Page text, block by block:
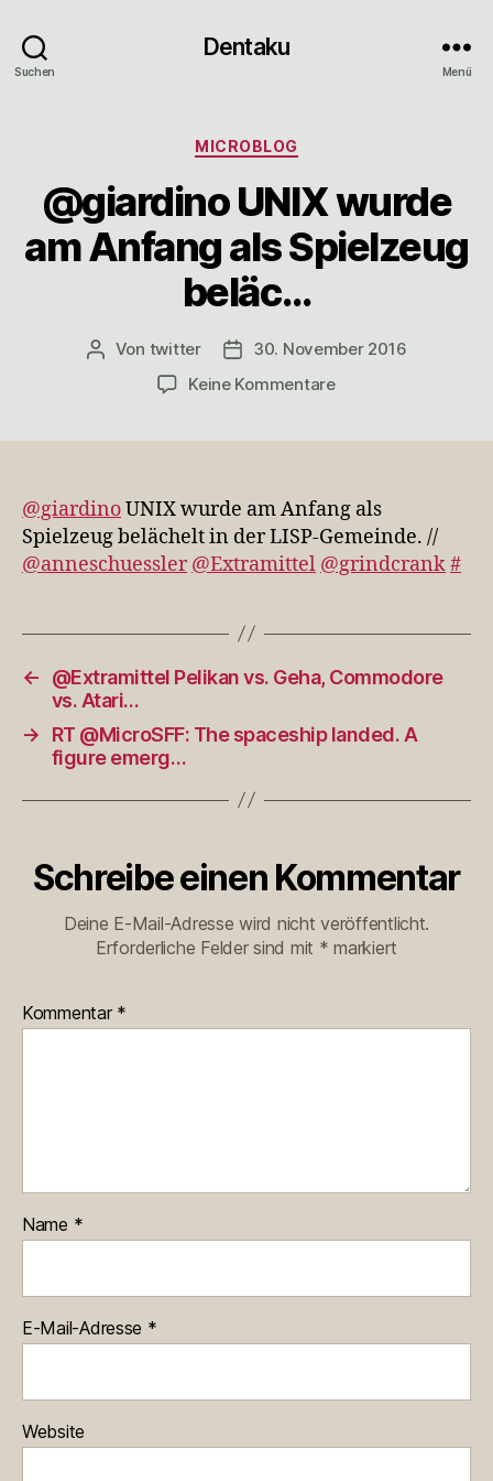
Suchen
Dentaku
Menü
Kategorien
MICROBLOG
@giardino UNIX wurde
am Anfang als Spielzeug
beläc…
Beitragsautor
Von twitter Veröffentlichungsdatum
30. November 2016
Keine Kommentarezu
Anfang
als
Spielzeug
beläc…
@giardinoUNIX wurde am Anfang als
Spielzeug belächelt in der LISP-Gemeinde. //
@anneschuessler @Extramittel @grindcrank#
←
@Extramittel Pelikan vs. Geha, Commodore
vs. Atari…
→
RT @MicroSFF: The spaceship landed. A
figure emerg…
Schreibe einen Kommentar
Deine E-Mail-Adresse wird nicht veröffentlicht.
Erforderliche Felder sind mit * markiert
Kommentar *
Name *
E-Mail-Adresse *
Website